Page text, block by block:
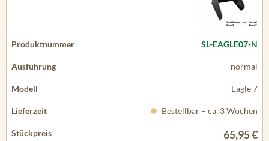
SL-EAGLE07-N
normal
Eagle 7
Bestellbar – ca. 3 Wochen
65,95 €